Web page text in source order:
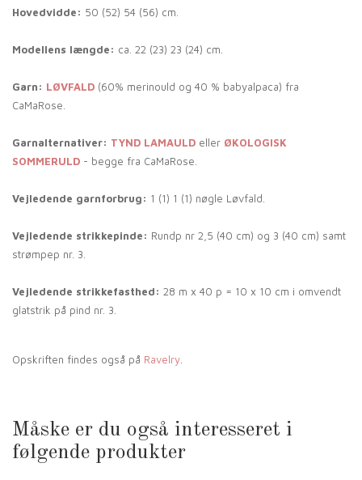
Hovedvidde: 50 (52) 54 (56) cm.
Modellens længde: ca. 22 (23) 23 (24) cm.
Garn: LØVFALD (60% merinould og 40 % babyalpaca) fra
CaMaRose.
Garnalternativer: TYND LAMAULD eller ØKOLOGISK
SOMMERULD - begge fra CaMaRose.
Vejledende garnforbrug: 1 (1) 1 (1) nøgle Løvfald.
Vejledende strikkepinde: Rundp nr 2,5 (40 cm) og 3 (40 cm) samt
strømpep nr. 3.
Vejledende strikkefasthed: 28 m x 40 p = 10 x 10 cm i omvendt
glatstrik på pind nr. 3.
Opskriften findes også på Ravelry.
Måske er du også interesseret i
følgende produkter